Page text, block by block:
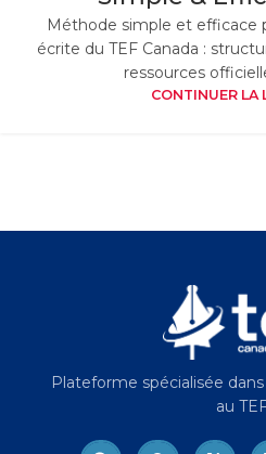
Méthode simple et efficace
écrite du TEF Canada :
ressources
CONTINUER LA
Plateforme spécialisée
au